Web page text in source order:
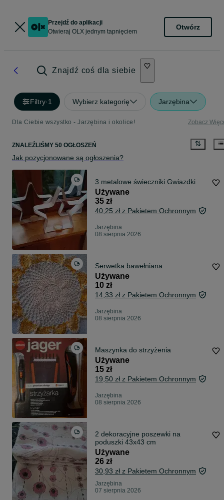
Przejdź do aplikacji
Otwieraj OLX jednym tapnięciem
Otwórz
Znajdź coś dla siebie
Filtry·1 Wybierz kategorię Jarzębina
Dla Ciebie wszystko - Jarzębina i okolice! Zobacz
ZNALEŹLIŚMY 50 OGŁOSZEŃ
Jak pozycjonowane są ogłoszenia?
3 metalowe świeczniki Gwiazdki
Używane
35 zł
40,25 zł z Pakietem Ochronnym
Jarzębina
08 sierpnia 2026
Serwetka bawełniana
Używane
10 zł
14,33 zł z Pakietem Ochronnym
Jarzębina
08 sierpnia 2026
Maszynka do strzyżenia
Używane
15 zł
19,50 zł z Pakietem Ochronnym
Jarzębina
08 sierpnia 2026
2 dekoracyjne poszewki na
poduszki 43x43 cm
Używane
26 zł
30,93 zł z Pakietem Ochronnym
Jarzębina
07 sierpnia 2026